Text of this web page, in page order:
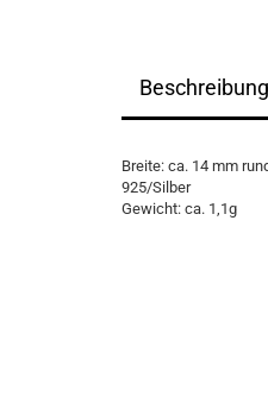
Beschreibung
Breite: ca. 14 mm
925/Silber
Gewicht: ca. 1,1g